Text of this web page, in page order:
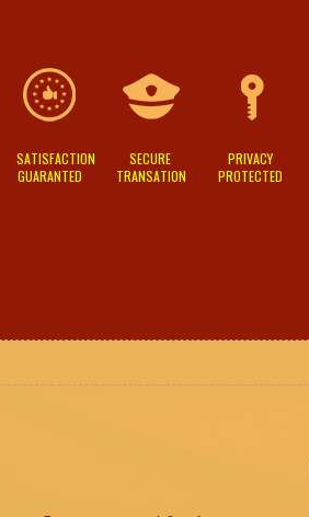
SATISFACTION
GUARANTED
SECURE
TRANSATION
PRIVACY
PROTECTED